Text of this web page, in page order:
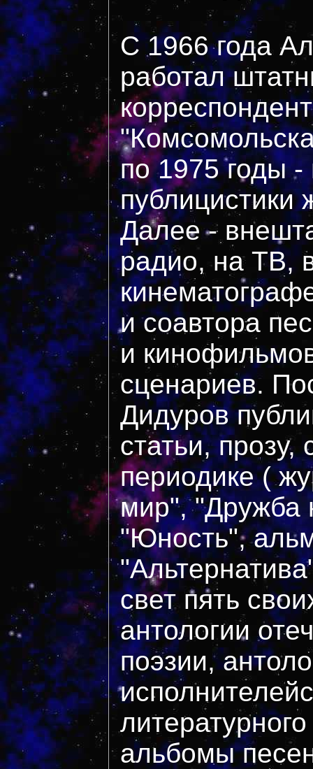
С 1966 года
работал
по 1975 годы -
Далее -
радио, на ТВ,
и соавтора
и
сценариев.
Дидуров
статьи,
периодике (
мир", "Дружба
"Юность",
свет пять
антологии
поэзии,
альбомы